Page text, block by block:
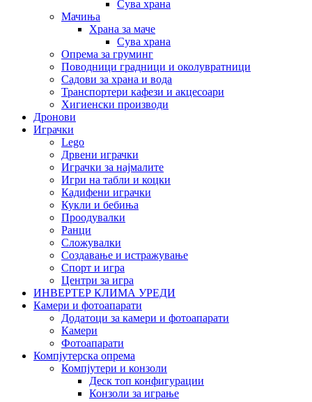
Сува храна
Мачиња
Храна за маче
Сува храна
Опрема за груминг
Поводници градници и околувратници
Садови за храна и вода
Транспортери кафези и акцесоари
Хигиенски производи
Дронови
Играчки
Lego
Дрвени играчки
Играчки за најмалите
Игри на табли и коцки
Кадифени играчки
Кукли и бебиња
Проодувалки
Ранци
Сложувалки
Создавање и истражување
Спорт и игра
Центри за игра
ИНВЕРТЕР КЛИМА УРЕДИ
Камери и фотоапарати
Додатоци за камери и фотоапарати
Камери
Фотоапарати
Компјутерска опрема
Компјутери и конзоли
Деск топ конфигурации
Конзоли за играње